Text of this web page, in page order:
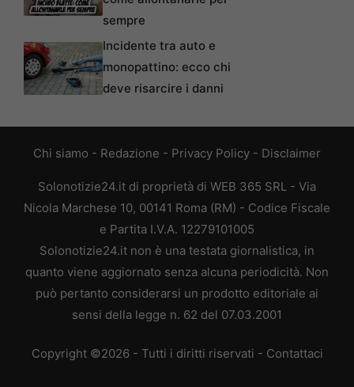
sempre
Incidente tra auto e
monopattino: ecco chi
deve risarcire i danni
Chi siamo - Redazione - Privacy Policy - Disclaimer
Solonotizie24.it di proprietà di WEB 365 SRL - Via
Nicola Marchese 10, 00141 Roma (RM) - Codice Fiscale
e Partita I.V.A. 12279101005
Solonotizie24.it non è una testata giornalistica, in
quanto viene aggiornato senza alcuna periodicità. Non
può pertanto considerarsi un prodotto editoriale ai
sensi della legge n. 62 del 07.03.2001
Copyright ©2026 - Tutti i diritti riservati - Contattaci